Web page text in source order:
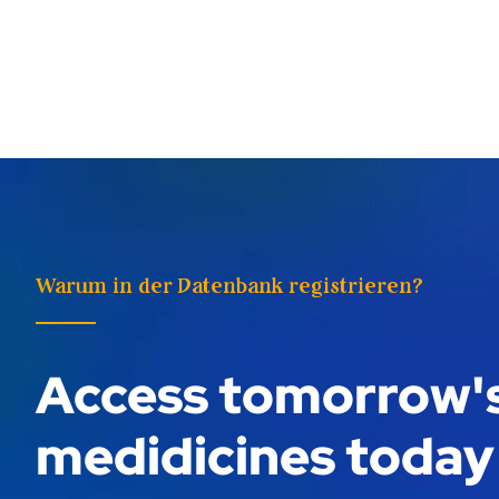
Warum in der Datenbank registrieren?
Access
medidicines today